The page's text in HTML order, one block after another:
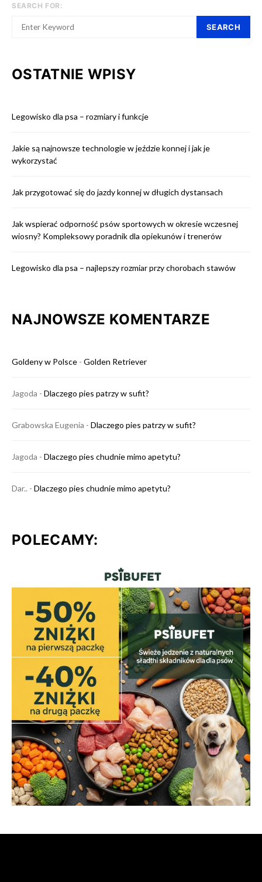
SEARCH FOR:
SEARCH
OSTATNIE WPISY
Legowisko dla psa – rozmiary i funkcje
Jakie są najnowsze technologie w jeździe konnej i jak je
wykorzystać
Jak przygotować się do jazdy konnej w długich dystansach
Jak wspierać odporność psów sportowych w okresie wczesnej
wiosny? Kompleksowy poradnik dla opiekunów i trenerów
Legowisko dla psa – najlepszy rozmiar przy chorobach stawów
NAJNOWSZE KOMENTARZE
Goldeny w Polsce - Golden Retriever
Jagoda - Dlaczego pies patrzy w sufit?
Grabowska Eugenia - Dlaczego pies patrzy w sufit?
Jagoda - Dlaczego pies chudnie mimo apetytu?
Dar.. - Dlaczego pies chudnie mimo apetytu?
POLECAMY: